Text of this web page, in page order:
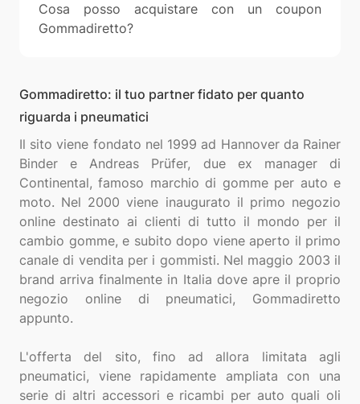
Cosa posso acquistare con un coupon
Gommadiretto?
Gommadiretto: il tuo partner fidato per quanto
riguarda i pneumatici
Il sito viene fondato nel 1999 ad Hannover da Rainer
Binder e Andreas Prüfer, due ex manager di
Continental, famoso marchio di gomme per auto e
moto. Nel 2000 viene inaugurato il primo negozio
online destinato ai clienti di tutto il mondo per il
cambio gomme, e subito dopo viene aperto il primo
canale di vendita per i gommisti. Nel maggio 2003 il
brand arriva finalmente in Italia dove apre il proprio
negozio online di pneumatici, Gommadiretto
appunto.
L'offerta del sito, fino ad allora limitata agli
pneumatici, viene rapidamente ampliata con una
serie di altri accessori e ricambi per auto quali oli